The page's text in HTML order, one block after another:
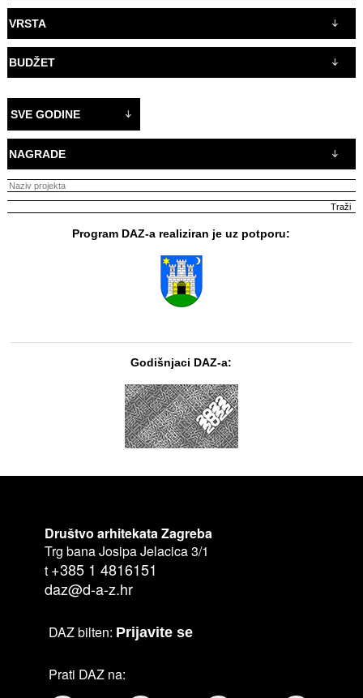
VRSTA
BUDŽET
SVE GODINE
NAGRADE
Program DAZ-a realiziran je uz potporu:
Godišnjaci DAZ-a:
Društvo arhitekata Zagreba
Trg bana Josipa Jelacica 3/1
t +385 1 4816151
daz@d-a-z.hr
DAZ bilten: Prijavite se
Prati DAZ na: